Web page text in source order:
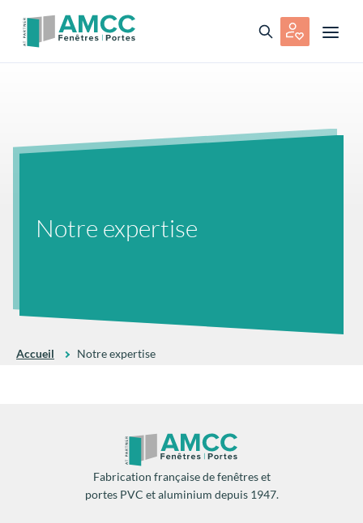
Notre expertise
Accueil Notre expertise
Fabrication française de fenêtres et
portes PVC et aluminium depuis 1947.